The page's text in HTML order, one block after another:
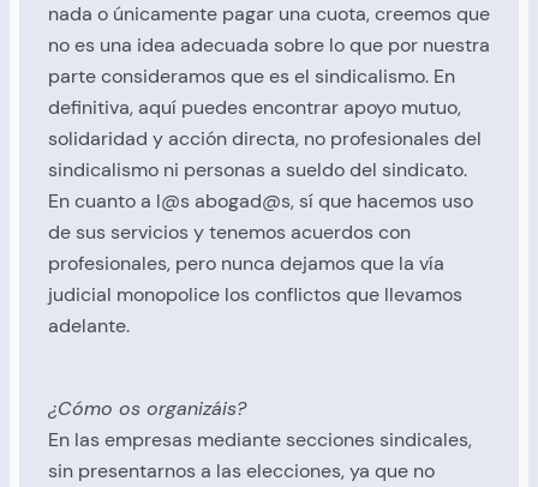
nada o únicamente pagar una cuota, creemos que
no es una idea adecuada sobre lo que por nuestra
parte consideramos que es el sindicalismo. En
definitiva, aquí puedes encontrar apoyo mutuo,
solidaridad y acción directa, no profesionales del
sindicalismo ni personas a sueldo del sindicato.
En cuanto a l@s abogad@s, sí que hacemos uso
de sus servicios y tenemos acuerdos con
profesionales, pero nunca dejamos que la vía
judicial monopolice los conflictos que llevamos
adelante.
¿Cómo os organizáis?
En las empresas mediante secciones sindicales,
sin presentarnos a las elecciones, ya que no